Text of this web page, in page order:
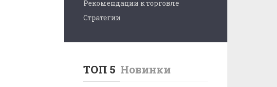
Рекомендации к торговле
Стратегии
ТОП 5 Новинки